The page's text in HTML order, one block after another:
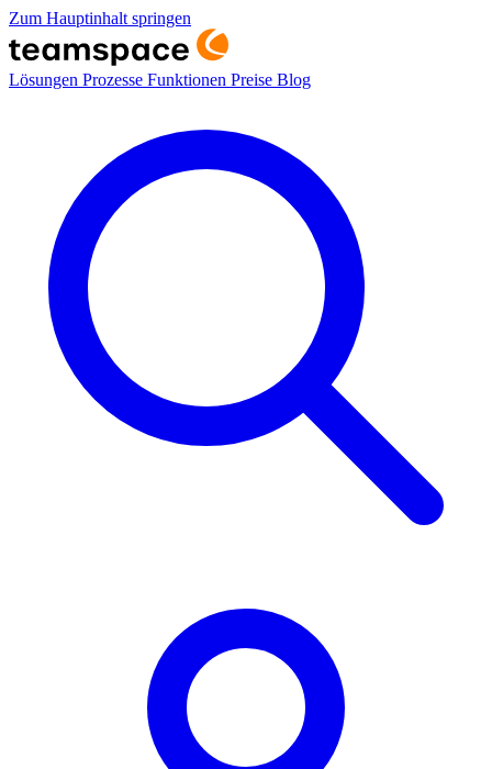
Zum Hauptinhalt springen
Lösungen Prozesse Funktionen Preise Blog